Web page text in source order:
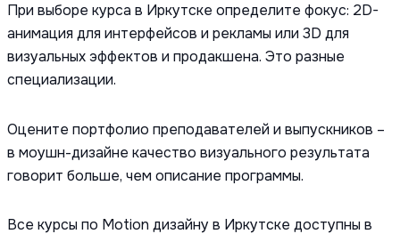
При выборе курса в Иркутске определите фокус: 2D-
анимация для интерфейсов и рекламы или 3D для
визуальных эффектов и продакшена. Это разные
специализации.
Оцените портфолио преподавателей и выпускников –
в моушн-дизайне качество визуального результата
говорит больше, чем описание программы.
Все курсы по Motion дизайну в Иркутске доступны в